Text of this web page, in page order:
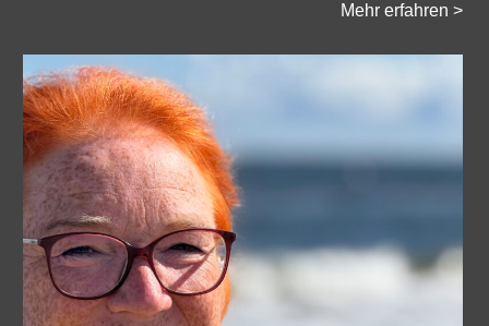
Mehr erfahren >